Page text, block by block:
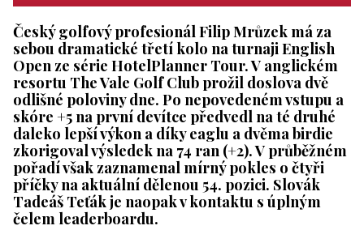
Český golfový profesionál Filip Mrůzek má za
sebou dramatické třetí kolo na turnaji English
Open ze série HotelPlanner Tour. V anglickém
resortu The Vale Golf Club prožil doslova dvě
odlišné poloviny dne. Po nepovedeném vstupu a
skóre +5 na první devítce předvedl na té druhé
daleko lepší výkon a díky eaglu a dvěma birdie
zkorigoval výsledek na 74 ran (+2). V průběžném
pořadí však zaznamenal mírný pokles o čtyři
příčky na aktuální dělenou 54. pozici. Slovák
Tadeáš Teťák je naopak v kontaktu s úplným
čelem leaderboardu.